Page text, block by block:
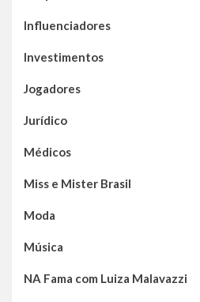
Influenciadores
Investimentos
Jogadores
Jurídico
Médicos
Miss e Mister Brasil
Moda
Música
NA Fama com Luiza Malavazzi